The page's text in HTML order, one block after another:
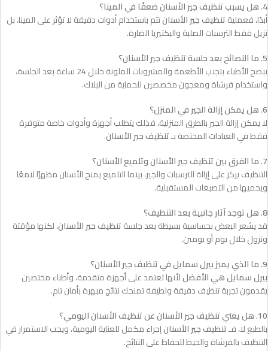
4. هل يسبب تنظيف جير الأسنان ضعفًا في المينا؟
أبدًا، فعمليةتنظيف جير الأسنانتتم باستخدام أدوات دقيقة لا تؤثر على المينا، بل
تزيل فقط الترسبات الصلبة والبكتيريا الضارة.
5. ما النصائح بعد جلسة تنظيف جير الأسنان؟
ينصح الأطباء بتجنب الأطعمة والمشروبات الملونة خلال 24 ساعة بعد الجلسة،
واستخدام فرشاة ومعجون مخصصين للحماية من البلاك.
6. هل يمكن إزالة الجير في المنزل؟
لا يمكن إزالة الجير بالطرق المنزلية، فذلك يتطلب أجهزة وأدوات خاصة متوفرة
فقط في العيادات المختصة بـتنظيف جير الأسنان.
7. ما الفرق بين تنظيف جير الأسنان وتلميع الأسنان؟
التنظيف يركز على إزالة الترسبات والجير، بينما التلميع يمنح الأسنان مظهرًا لامعًا
ويحميها من التصبغات المستقبلية.
8. هل توجد آثار جانبية بعد التنظيف؟
قد يشعر البعض بحساسية بسيطة بعد جلسةتنظيف جير الأسنان، لكنها مؤقتة
وتزول خلال يوم أو يومين.
9. ما الذي يميز بيرل سمايل في تنظيف جير الأسنان؟
بيرل سمايل هي الأفضللأنها تعتمد على أجهزة متقدمة، وأطباء مختصين
يقدمون تجربة تنظيف دقيقة ولطيفة تمنحك نتائج مبهرة بأمان تام.
10. هل يغني تنظيف جير الأسنان عن تنظيف الأسنان اليومي؟
بالطبع لا، فـتنظيف جير الأسنانإجراء مكمل للعناية اليومية، ويجب الاستمرار في
التنظيف بالفرشاة والخيط للحفاظ على النتائج.